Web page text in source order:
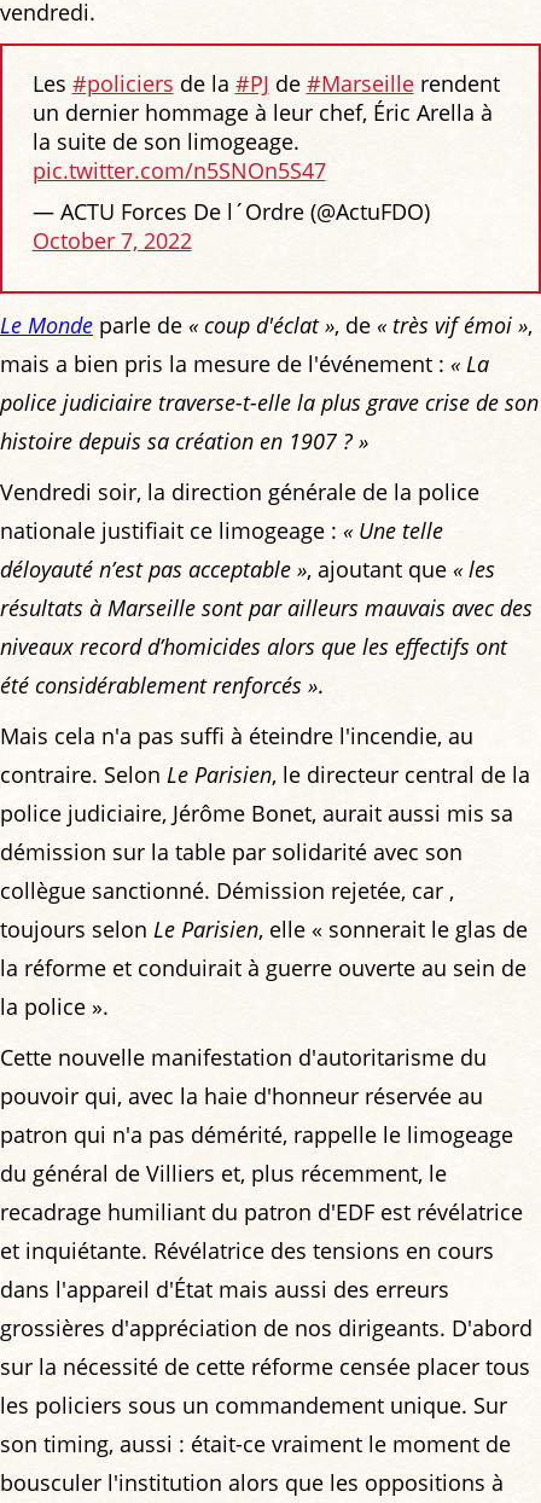
vendredi.
Les #policiers de la #PJ de #Marseillerendent
un dernier hommage à leur chef, Éric Arella à
la suite de son limogeage.
pic.twitter.com/n5SNOn5S47
— ACTU Forces De l´Ordre (@ActuFDO)
October 7, 2022
Le Monde parle de « coup d'éclat », de « très vif émoi »,
mais a bien pris la mesure de l'événement : « La
police judiciaire traverse-t-elle la plus grave crise de son
histoire depuis sa création en 1907 ? »
Vendredi soir, la direction générale de la police
nationale justifiait ce limogeage : « Une telle
déloyauté n’est pas acceptable », ajoutant que « les
résultats à Marseille sont par ailleurs mauvais avec des
niveaux record d’homicides alors que les effectifs ont
été considérablement renforcés ».
Mais cela n'a pas suffi à éteindre l'incendie, au
contraire. Selon Le Parisien, le directeur central de la
police judiciaire, Jérôme Bonet, aurait aussi mis sa
démission sur la table par solidarité avec son
collègue sanctionné. Démission rejetée, car ,
toujours selon Le Parisien, elle « sonnerait le glas de
la réforme et conduirait à guerre ouverte au sein de
la police ».
Cette nouvelle manifestation d'autoritarisme du
pouvoir qui, avec la haie d'honneur réservée au
patron qui n'a pas démérité, rappelle le limogeage
du général de Villiers et, plus récemment, le
recadrage humiliant du patron d'EDF est révélatrice
et inquiétante. Révélatrice des tensions en cours
dans l'appareil d'État mais aussi des erreurs
grossières d'appréciation de nos dirigeants. D'abord
sur la nécessité de cette réforme censée placer tous
les policiers sous un commandement unique. Sur
son timing, aussi : était-ce vraiment le moment de
bousculer l'institution alors que les oppositions à